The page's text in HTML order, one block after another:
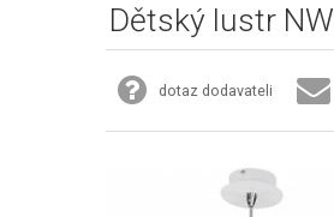
Dětský lustr
dotaz dodavateli